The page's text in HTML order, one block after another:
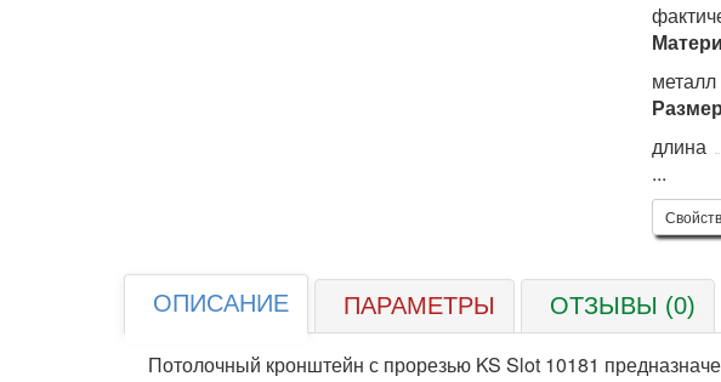
металл
длина
...
ОПИСАНИЕ ПАРАМЕТРЫ ОТЗЫВЫ (0)
Потолочный кронштейн с прорезью KS Slot 10181